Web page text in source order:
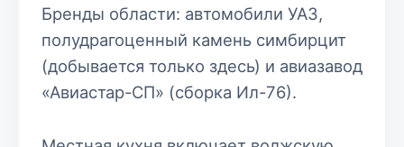
Бренды области: автомобили УАЗ,
полудрагоценный камень симбирцит
(добывается только здесь) и авиазавод
«Авиастар-СП» (сборка Ил-76).